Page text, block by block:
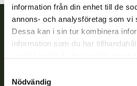
information från din enhet till de
annons- och analysföretag som vi
Dessa kan i sin tur kombinera
information som du har
Nödvändig
Finlands viltcentral
jaktvårdsföreningarnas verksamhet,